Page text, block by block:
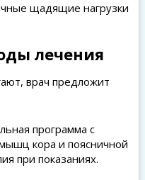
щадящие нагрузки
лечения
врач предложит
программа с
кора и поясничной
при показаниях.